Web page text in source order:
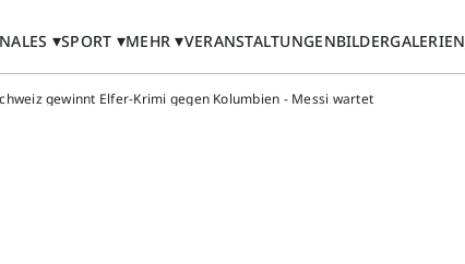
SPORT MEHR VERANSTALTUNGENBILDERGALERIEN
gewinnt Elfer-Krimi gegen Kolumbien - Messi wartet